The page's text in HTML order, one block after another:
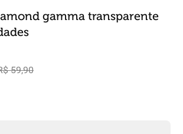
gamma transparente
59,90